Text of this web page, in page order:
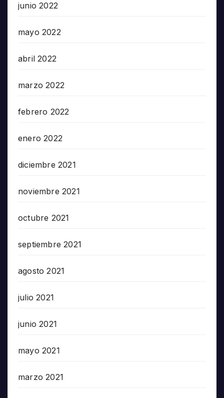
junio 2022
mayo 2022
abril 2022
marzo 2022
febrero 2022
enero 2022
diciembre 2021
noviembre 2021
octubre 2021
septiembre 2021
agosto 2021
julio 2021
junio 2021
mayo 2021
marzo 2021